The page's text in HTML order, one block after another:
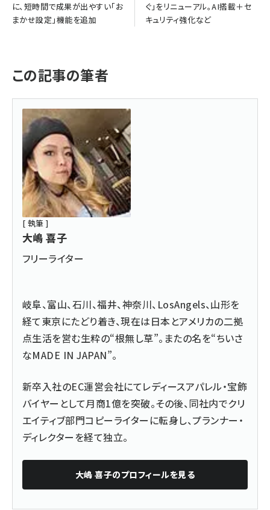
に、短時間で成果が出やすい「お
まかせ設定」機能を追加
ぐ」をリニューアル。AI搭載＋セ
キュリティ強化など
この記事の筆者
[ 執筆 ]
大嶋 喜子
フリーライター
岐阜、富山、石川、福井、神奈川、LosAngels、山形を
経て東京にたどり着き、現在は日本とアメリカの二拠
点生活を営む生粋の“根無し草”。またの名を“ちいさ
なMADE IN JAPAN”。
新卒入社のEC運営会社にてレディースアパレル・宝飾
バイヤーとして月商1億を突破。その後、同社内でクリ
エイティブ部門コピーライターに転身し、プランナー・
ディレクターを経て独立。
大嶋 喜子のプロフィールを見る